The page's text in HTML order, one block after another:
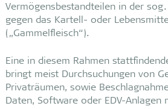
Vermögensbestandteilen in der sog.
gegen das Kartell- oder
(„Gammelfleisch“).
Eine in diesem Rahmen
bringt meist Durchsuchungen von
Privaträumen, sowie
Daten, Software oder EDV-Anlagen